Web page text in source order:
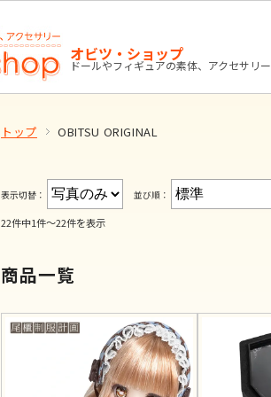
オビツ・ショップ
ドールやフィギュアの素体、アクセサリー
トップ OBITSU ORIGINAL
表示切替： 並び順：
22件中1件～22件を表示
商品一覧